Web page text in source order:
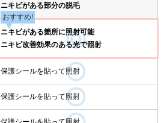
ニキビがある部分の脱毛
おすすめ!
ニキビがある箇所に照射可能
ニキビ改善効果のある光で照射
保護シールを貼って照射
保護シールを貼って照射